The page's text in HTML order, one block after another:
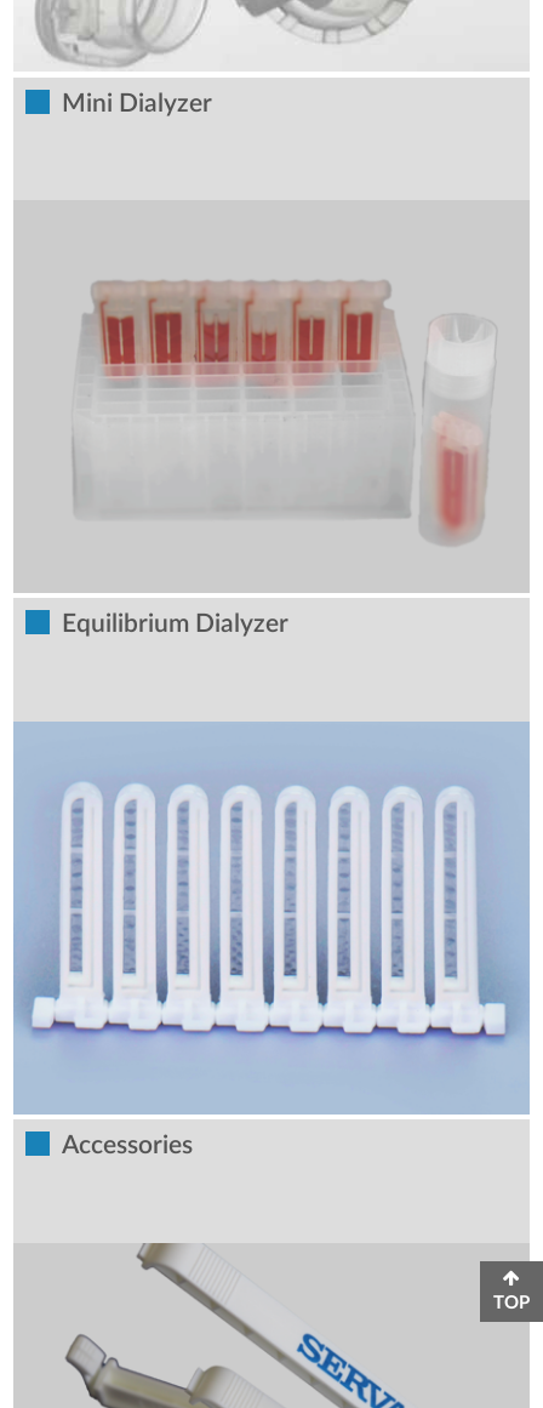
Mini Dialyzer
Equilibrium Dialyzer
Accessories
TOP